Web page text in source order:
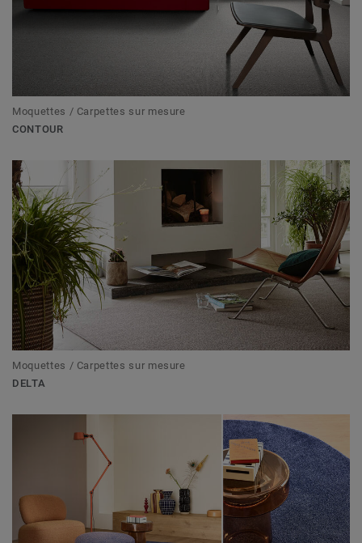
Moquettes / Carpettes sur mesure
CONTOUR
Moquettes / Carpettes sur mesure
DELTA